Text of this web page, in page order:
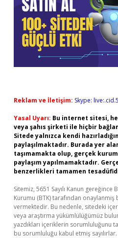
Reklam ve İletişim: Skype:
Yasal Uyarı: Bu internet sitesi,
veya şahıs şirketi ile hiçbir
Sitede yalnızca kendi
paylaşılmaktadır. Burada yer
taşımamakta olup, gerçek
paylaşım yapılmamaktadır.
benzerlikleri tamamen
Sitemiz, 5651 Sayılı Kanun
Kurumu (BTK) tarafından onaylanmış
vermektedir. Bu nedenle, sitedeki
veya araştırma yükümlülüğümüz
yazdıkları içeriklerin sorumluluğunu
bu sorumluluğu kabul etmiş sayılırlar.